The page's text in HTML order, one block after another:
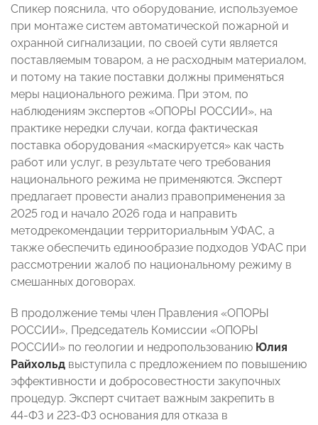
Спикер пояснила, что оборудование, используемое
при монтаже систем автоматической пожарной и
охранной сигнализации, по своей сути является
поставляемым товаром, а не расходным материалом,
и потому на такие поставки должны применяться
меры национального режима. При этом, по
наблюдениям экспертов «ОПОРЫ РОССИИ», на
практике нередки случаи, когда фактическая
поставка оборудования «маскируется» как часть
работ или услуг, в результате чего требования
национального режима не применяются. Эксперт
предлагает провести анализ правоприменения за
2025 год и начало 2026 года и направить
методрекомендации территориальным УФАС, а
также обеспечить единообразие подходов УФАС при
рассмотрении жалоб по национальному режиму в
смешанных договорах.
В продолжение темы член Правления «ОПОРЫ
РОССИИ», Председатель Комиссии «ОПОРЫ
РОССИИ» по геологии и недропользованию Юлия
Райхольд выступила с предложением по повышению
эффективности и добросовестности закупочных
процедур. Эксперт считает важным закрепить в
44‑ФЗ и 223‑ФЗ основания для отказа в